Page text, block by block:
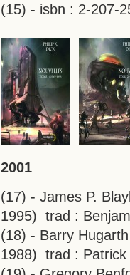
(15) - isbn : 2-207-
2001
(17) - James P.
1995) trad :
(18) - Barry
1988) trad :